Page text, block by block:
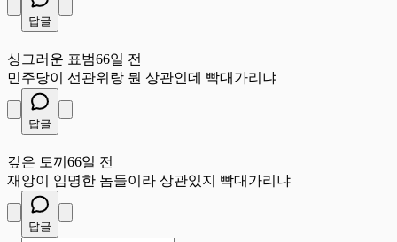
답글
싱그러운 표범66일 전
민주당이 선관위랑 뭔 상관인데 빡대가리냐
답글
깊은 토끼 66일 전
재앙이 임명한 놈들이라 상관있지 빡대가리냐
답글